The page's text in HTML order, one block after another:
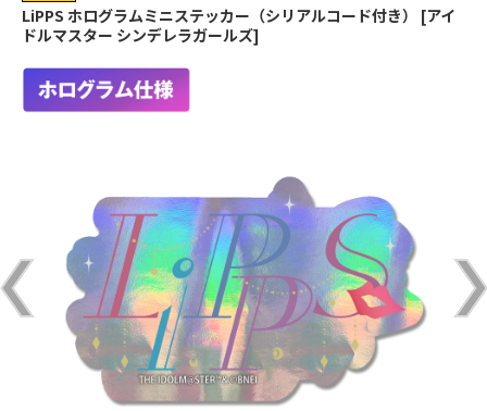
LiPPS ホログラムミニステッカー（シリアルコード付き） [アイ
ドルマスター シンデレラガールズ]